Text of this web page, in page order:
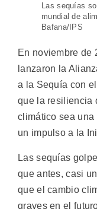
Las sequías
mundial de
Bafana/IPS
En noviembre de
lanzaron la
a la Sequía con
que la resiliencia
climático sea una
un impulso a la
Las sequías
que antes, casi
que el cambio
graves en el